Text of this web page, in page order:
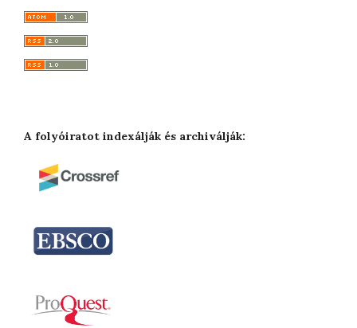
A folyóiratot indexálják és archiválják: